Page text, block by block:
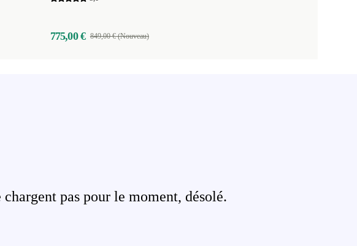
775,00 € 849,00 € (Nouveau)
pas pour le moment, désolé.